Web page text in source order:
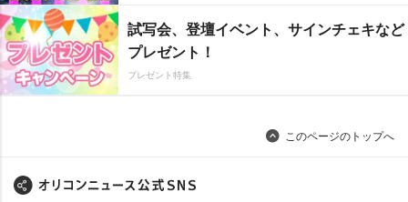
試写会、登壇イベント、サインチェキなど
プレゼント！
プレゼント特集
このページのトップへ